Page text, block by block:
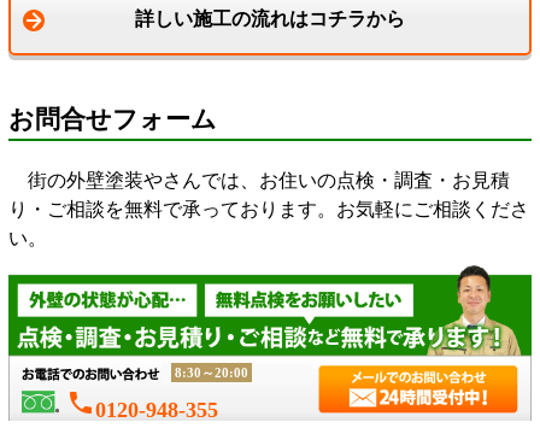
詳しい施工の流れはコチラから
お問合せフォーム
街の外壁塗装やさんでは、お住いの点検・調査・お見積
り・ご相談を無料で承っております。お気軽にご相談くださ
い。
phone0120-948-355
8:30～20:00